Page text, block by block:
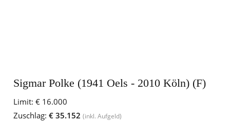
Sigmar Polke (1941 Oels - 2010 Köln) (F)
Limit: € 16.000
Zuschlag: € 35.152 (inkl. Aufgeld)